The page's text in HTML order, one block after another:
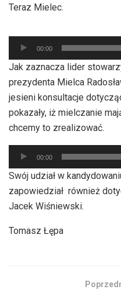
Teraz Mielec.
Odtwarzacz
plików
dźwiękowych
00:00
Jak zaznacza lider
prezydenta Mielca
jesieni konsultacje
pokazały, iż mielczanie
chcemy to zrealizować.
Odtwarzacz
plików
dźwiękowych
00:00
Swój udział w
zapowiedział również
Jacek Wiśniewski.
Tomasz Łępa